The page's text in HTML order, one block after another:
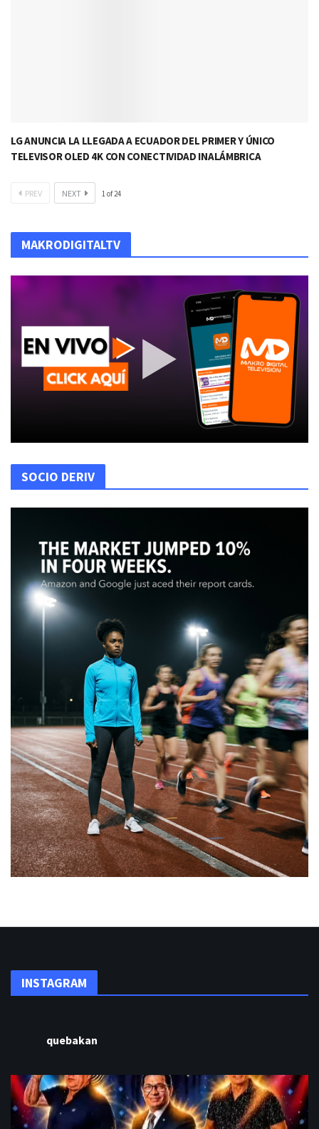
LG ANUNCIA LA LLEGADA A ECUADOR DEL PRIMER Y ÚNICO
TELEVISOR OLED 4K CON CONECTIVIDAD INALÁMBRICA
PREV NEXT 1of24
MAKRODIGITALTV
SOCIO DERIV
INSTAGRAM
quebakan